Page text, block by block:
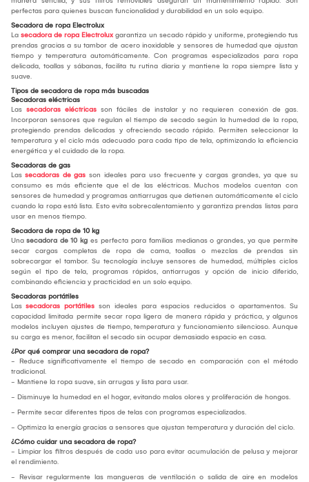
perfectas para quienes buscan funcionalidad y durabilidad en un solo equipo.
Secadora de ropa Electrolux
La secadora de ropa Electrolux garantiza un secado rápido y uniforme, protegiendo tus
prendas gracias a su tambor de acero inoxidable y sensores de humedad que ajustan
tiempo y temperatura automáticamente. Con programas especializados para ropa
delicada, toallas y sábanas, facilita tu rutina diaria y mantiene la ropa siempre lista y
suave.
Tipos de secadora de ropa más buscadas
Secadoras eléctricas
Las secadoras eléctricas son fáciles de instalar y no requieren conexión de gas.
Incorporan sensores que regulan el tiempo de secado según la humedad de la ropa,
protegiendo prendas delicadas y ofreciendo secado rápido. Permiten seleccionar la
temperatura y el ciclo más adecuado para cada tipo de tela, optimizando la eficiencia
energética y el cuidado de la ropa.
Secadoras de gas
Las secadoras de gas son ideales para uso frecuente y cargas grandes, ya que su
consumo es más eficiente que el de las eléctricas. Muchos modelos cuentan con
sensores de humedad y programas antiarrugas que detienen automáticamente el ciclo
cuando la ropa está lista. Esto evita sobrecalentamiento y garantiza prendas listas para
usar en menos tiempo.
Secadora de ropa de 10 kg
Una secadora de 10 kg es perfecta para familias medianas o grandes, ya que permite
secar cargas completas de ropa de cama, toallas o mezclas de prendas sin
sobrecargar el tambor. Su tecnología incluye sensores de humedad, múltiples ciclos
según el tipo de tela, programas rápidos, antiarrugas y opción de inicio diferido,
combinando eficiencia y practicidad en un solo equipo.
Secadoras portátiles
Las secadoras portátiles son ideales para espacios reducidos o apartamentos. Su
capacidad limitada permite secar ropa ligera de manera rápida y práctica, y algunos
modelos incluyen ajustes de tiempo, temperatura y funcionamiento silencioso. Aunque
su carga es menor, facilitan el secado sin ocupar demasiado espacio en casa.
¿Por qué comprar una secadora de ropa?
- Reduce significativamente el tiempo de secado en comparación con el método
tradicional.
- Mantiene la ropa suave, sin arrugas y lista para usar.
- Disminuye la humedad en el hogar, evitando malos olores y proliferación de hongos.
- Permite secar diferentes tipos de telas con programas especializados.
- Optimiza la energía gracias a sensores que ajustan temperatura y duración del ciclo.
¿Cómo cuidar una secadora de ropa?
- Limpiar los filtros después de cada uso para evitar acumulación de pelusa y mejorar
el rendimiento.
- Revisar regularmente las mangueras de ventilación o salida de aire en modelos